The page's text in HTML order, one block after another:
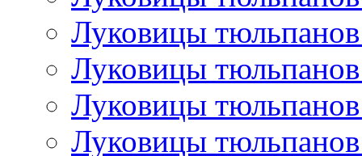
Луковицы
Луковицы
Луковицы
Луковицы